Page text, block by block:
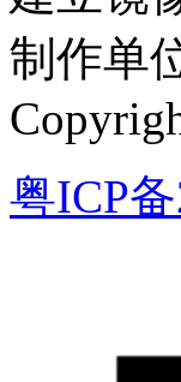
制作单
粤ICP